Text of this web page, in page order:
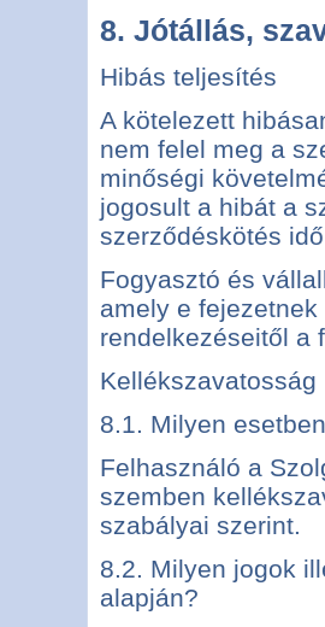
8. Jótállás,
Hibás teljesítés
A kötelezett
nem felel meg a
minőségi
jogosult a hibát a
szerződéskötés
Fogyasztó és
amely e
rendelkezéseitől a
Kellékszavatosság
8.1. Milyen
Felhasználó a
szemben
szabályai szerint.
8.2. Milyen jogok
alapján?